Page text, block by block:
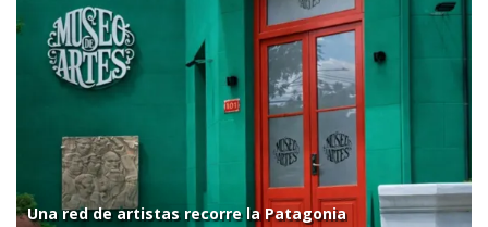
Una red de artistas recorre la Patagonia